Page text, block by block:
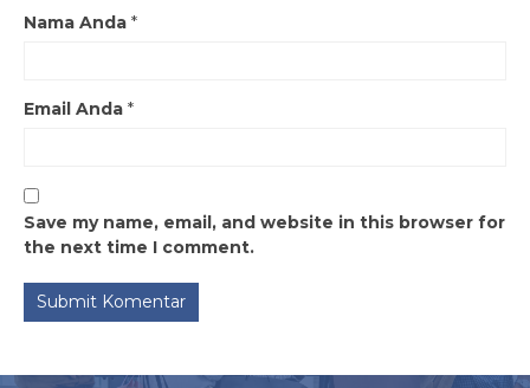
Nama Anda *
Email Anda *
Save my name, email, and website in this browser for
the next time I comment.